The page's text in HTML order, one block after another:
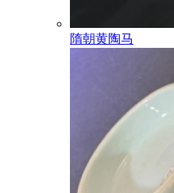
隋朝黄陶马